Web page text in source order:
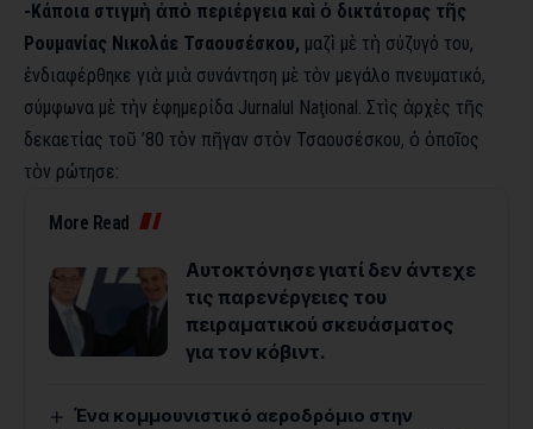
-Κάποια στιγμὴ ἀπὸ περιέργεια καὶ ὁ δικτάτορας τῆς
Ρουμανίας Νικολάε Τσαουσέσκου, μαζὶ μὲ τὴ σύζυγό του,
ἐνδιαφέρθηκε γιὰ μιὰ συνάντηση μὲ τὸν μεγάλο πνευματικό,
σύμφωνα μὲ τὴν ἐφημερίδα Jurnalul Naţional. Στὶς ἀρχὲς τῆς
δεκαετίας τοῦ ’80 τὸν πῆγαν στὸν Τσαουσέσκου, ὁ ὁποῖος
τὸν ρώτησε:
More Read
Αυτοκτόνησε γιατί δεν άντεχε
τις παρενέργειες του
πειραματικού σκευάσματος
για τον κόβιντ.
Ένα κομμουνιστικό αεροδρόμιο στην